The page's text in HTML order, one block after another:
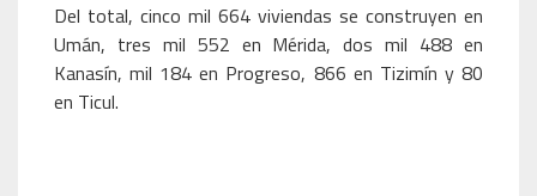
Del total, cinco mil 664 viviendas se construyen en
Umán, tres mil 552 en Mérida, dos mil 488 en
Kanasín, mil 184 en Progreso, 866 en Tizimín y 80
en Ticul.